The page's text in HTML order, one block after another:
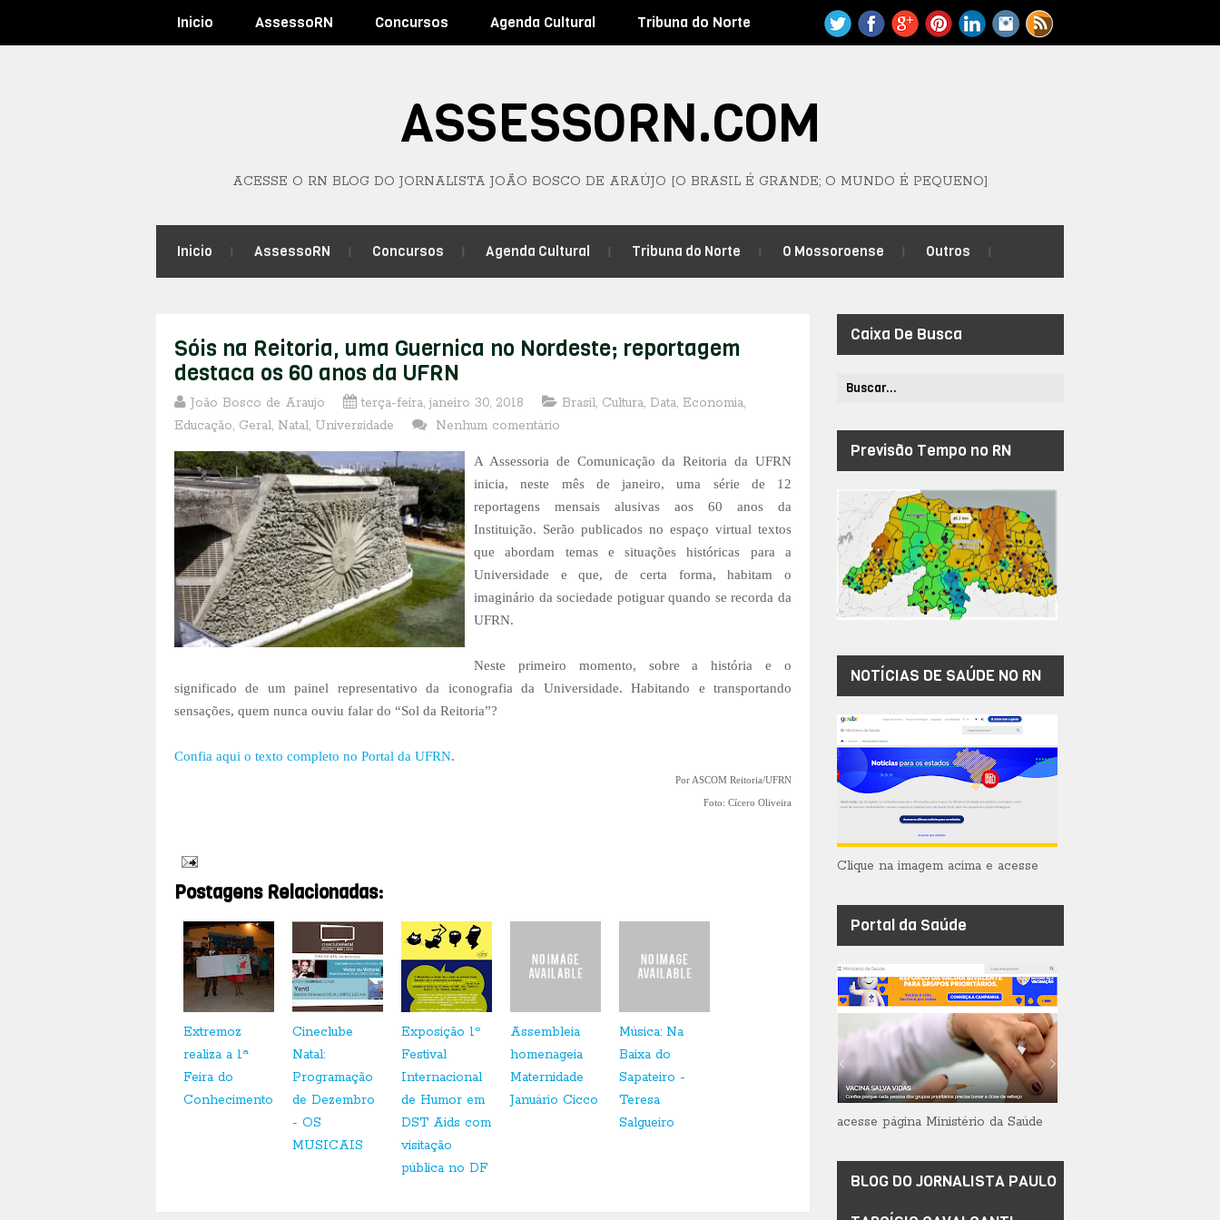
Inicio AssessoRN Concursos Agenda Cultural Tribuna do Norte
ASSESSORN.COM
ACESSE O RN BLOG DO JORNALISTA JOÃO BOSCO DE ARAÚJO [O BRASIL É GRANDE; O MUNDO É PEQUENO]
Inicio AssessoRN Concursos Agenda Cultural Tribuna do Norte O Mossoroense Outros
Sóis na Reitoria, uma Guernica no Nordeste; reportagem
destaca os 60 anos da UFRN
João Bosco de Araujo terça-feira, janeiro 30, 2018 Brasil, Cultura, Data, Economia,
Educação, Geral, Natal, Universidade Nenhum comentário
A Assessoria de Comunicação da Reitoria da UFRN
inicia, neste mês de janeiro, uma série de 12
reportagens mensais alusivas aos 60 anos da
Instituição. Serão publicados no espaço virtual textos
que abordam temas e situações históricas para a
Universidade e que, de certa forma, habitam o
imaginário da sociedade potiguar quando se recorda da
UFRN.
Neste primeiro momento, sobre a história e o
significado de um painel representativo da iconografia da Universidade. Habitando e transportando
sensações, quem nunca ouviu falar do “Sol da Reitoria”?
Confia aqui o texto completo no Portal da UFRN.
Por ASCOM Reitoria/UFRN
Foto: Cícero Oliveira
Postagens Relacionadas:
Extremoz
realiza a 1ª
Feira do
Conhecimento
Cineclube
Natal:
Programação
de Dezembro
- OS
MUSICAIS
Exposição 1º
Festival
Internacional
de Humor em
DST Aids com
visitação
pública no DF
Assembleia
homenageia
Maternidade
Januário Cicco
Música: Na
Baixa do
Sapateiro -
Teresa
Salgueiro
Caixa De Busca
Previsão Tempo no RN
NOTÍCIAS DE SAÚDE NO RN
Clique na imagem acima e acesse
Portal da Saúde
acesse página Ministério da Saúde
BLOG DO JORNALISTA PAULO